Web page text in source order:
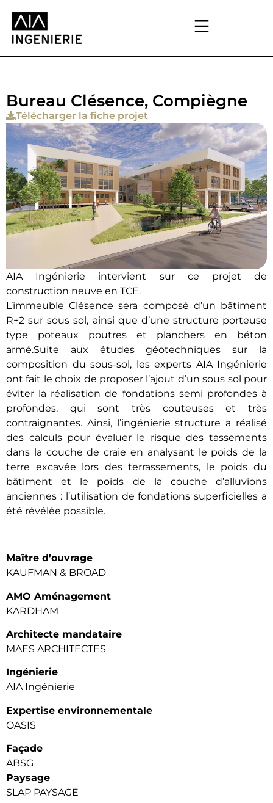
Bureau Clésence, Compiègne
Télécharger la fiche projet
AIA Ingénierie intervient sur ce projet de
construction neuve en TCE.
L’immeuble Clésence sera composé d’un bâtiment
R+2 sur sous sol, ainsi que d’une structure porteuse
type poteaux poutres et planchers en béton
armé.Suite aux études géotechniques sur la
composition du sous-sol, les experts AIA Ingénierie
ont fait le choix de proposer l’ajout d’un sous sol pour
éviter la réalisation de fondations semi profondes à
profondes, qui sont très couteuses et très
contraignantes. Ainsi, l’ingénierie structure a réalisé
des calculs pour évaluer le risque des tassements
dans la couche de craie en analysant le poids de la
terre excavée lors des terrassements, le poids du
bâtiment et le poids de la couche d’alluvions
anciennes : l’utilisation de fondations superficielles a
été révélée possible.
Maître d’ouvrage
KAUFMAN & BROAD
AMO Aménagement
KARDHAM
Architecte mandataire
MAES ARCHITECTES
Ingénierie
AIA Ingénierie
Expertise environnementale
OASIS
Façade
ABSG
Paysage
SLAP PAYSAGE